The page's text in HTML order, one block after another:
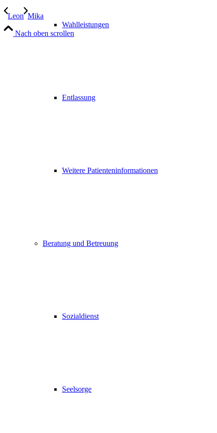
Wahlleistungen
Entlassung
Weitere Patienteninformationen
Beratung und Betreuung
Sozialdienst
Seelsorge
Leon Mika
Nach oben scrollen